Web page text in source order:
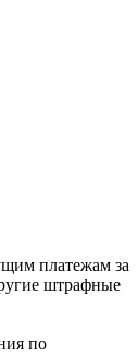
платежам за
штрафные
по